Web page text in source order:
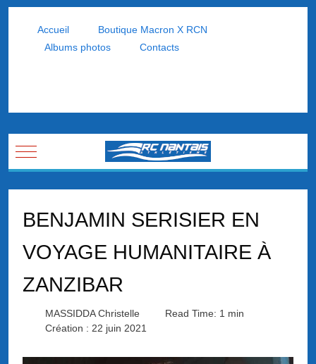
Accueil
Boutique Macron X RCN
Albums photos
Contacts
Mobile Menu Toggle
BENJAMIN SERISIER EN
VOYAGE HUMANITAIRE À
ZANZIBAR
MASSIDDA Christelle
Read Time: 1 min
Création : 22 juin 2021